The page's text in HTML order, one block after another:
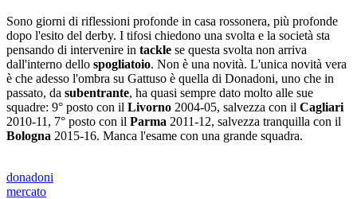
Sono giorni di riflessioni profonde in casa rossonera, più profonde
dopo l'esito del derby. I tifosi chiedono una svolta e la società sta
pensando di intervenire in tackle se questa svolta non arriva
dall'interno dello spogliatoio. Non è una novità. L'unica novità vera
è che adesso l'ombra su Gattuso è quella di Donadoni, uno che in
passato, da subentrante, ha quasi sempre dato molto alle sue
squadre: 9° posto con il Livorno 2004-05, salvezza con il Cagliari
2010-11, 7° posto con il Parma 2011-12, salvezza tranquilla con il
Bologna 2015-16. Manca l'esame con una grande squadra.
donadoni
mercato